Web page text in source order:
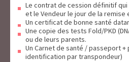
Le contrat de cession définitif qui
et le Vendeur le jour de la remise
Un certificat de bonne santé
Une copie des tests Fold/PKD
ou de leurs parents.
Un Carnet de santé / passeport +
identification par transpondeur)